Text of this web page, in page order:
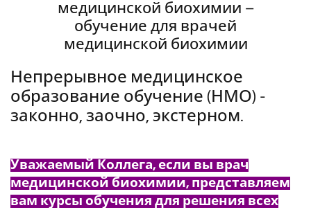
медицинской биохимии –
обучение для врачей
медицинской биохимии
Непрерывное медицинское
образование обучение (НМО) -
законно, заочно, экстерном.
Уважаемый Коллега, если вы врач
медицинской биохимии, представляем
вам курсы обучения для решения всех